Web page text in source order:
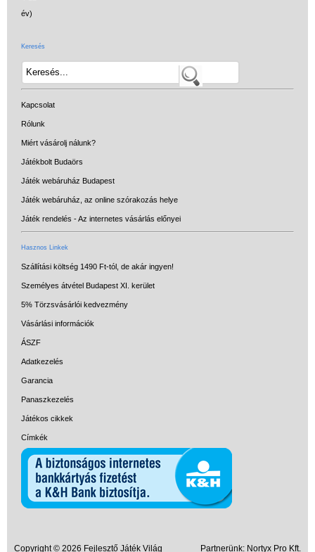
Keresés
Kapcsolat
Rólunk
Miért vásárolj nálunk?
Játékbolt Budaörs
Játék webáruház Budapest
Játék webáruház, az online szórakozás helye
Játék rendelés - Az internetes vásárlás előnyei
Hasznos Linkek
Szállítási költség 1490 Ft-tól, de akár ingyen!
Személyes átvétel Budapest XI. kerület
5% Törzsvásárlói kedvezmény
Vásárlási információk
ÁSZF
Adatkezelés
Garancia
Panaszkezelés
Játékos cikkek
Címkék
Copyright © 2026 Fejlesztő Játék Világ Partnerünk: Nortyx Pro Kft.